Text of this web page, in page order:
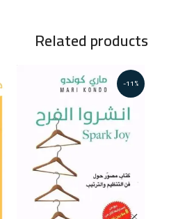
Related products
-11%